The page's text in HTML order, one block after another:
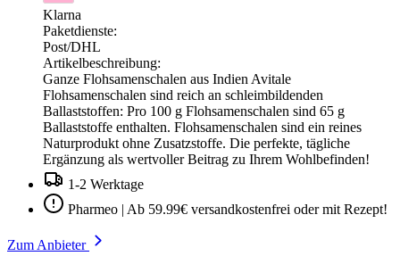
Klarna
Paketdienste:
Post/DHL
Artikelbeschreibung:
Ganze Flohsamenschalen aus Indien Avitale
Flohsamenschalen sind reich an schleimbildenden
Ballaststoffen: Pro 100 g Flohsamenschalen sind 65 g
Ballaststoffe enthalten. Flohsamenschalen sind ein reines
Naturprodukt ohne Zusatzstoffe. Die perfekte, tägliche
Ergänzung als wertvoller Beitrag zu Ihrem Wohlbefinden!
1-2 Werktage
Pharmeo | Ab 59.99€ versandkostenfrei oder mit Rezept!
Zum Anbieter